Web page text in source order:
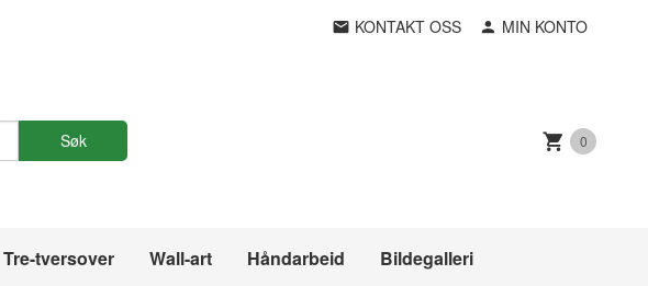
KONTAKT OSS MIN KONTO
Søk 0
Tre-tversover Wall-art Håndarbeid Bildegalleri